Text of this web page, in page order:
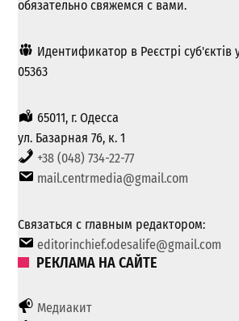
обязательно свяжемся с вами.
Идентификатор в Реєстрі суб'єктів
05363
65011, г. Одесса
ул. Базарная 76, к. 1
+38 (048) 734-22-77
mail.centrmedia@gmail.com
Связаться с главным редактором:
editorinchief.odesalife@gmail.com
РЕКЛАМА НА САЙТЕ
Медиакит